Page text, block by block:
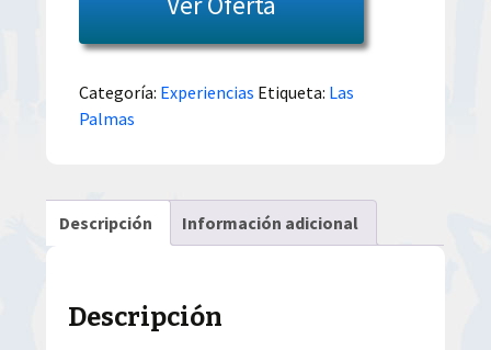
90.00€.39.00€.
Categoría: Experiencias Etiqueta: Las
Palmas
Descripción Información adicional
Descripción